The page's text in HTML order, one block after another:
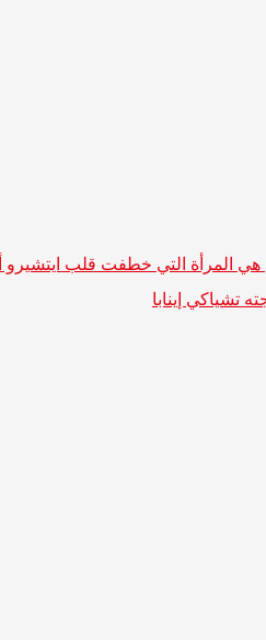
المرأة التي خطفت قلب ايتشيرو
تشياكي إينابا